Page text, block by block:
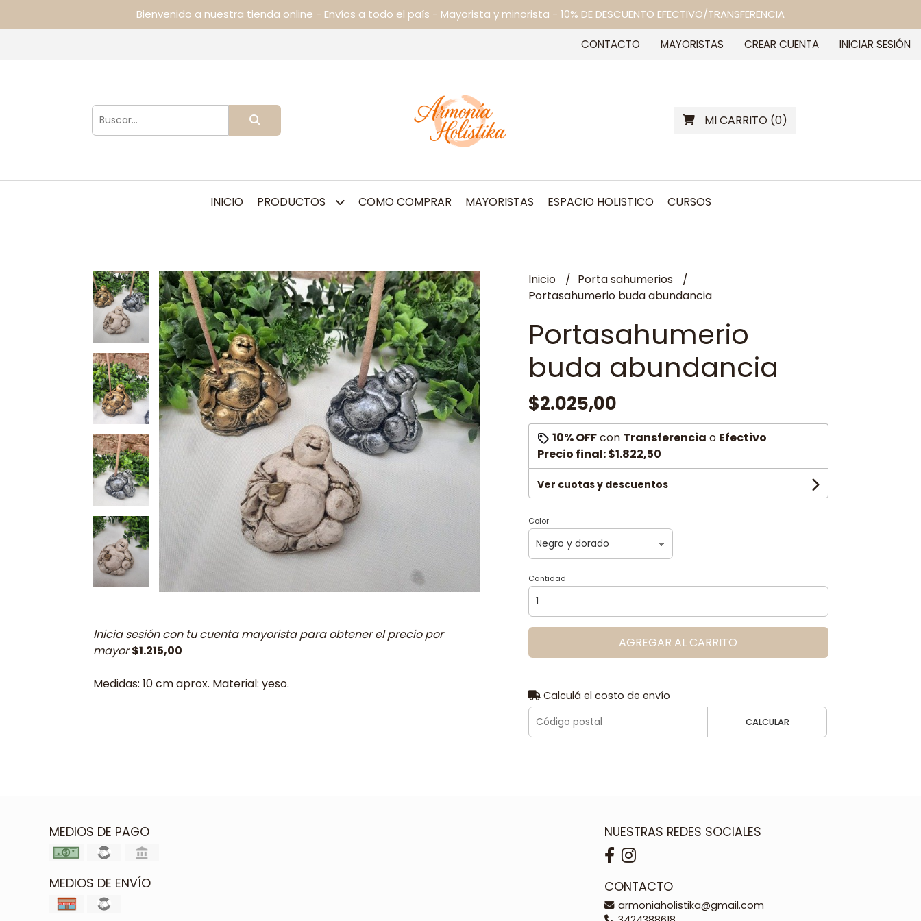
Bienvenido a nuestra tienda online - Envíos a todo el país - Mayorista y minorista - 10% DE DESCUENTO EFECTIVO/TRANSFERENCIA
CONTACTO MAYORISTAS CREAR CUENTA INICIAR SESIÓN
MI CARRITO(0)
INICIO PRODUCTOS COMO COMPRAR MAYORISTAS ESPACIO HOLISTICO CURSOS
Inicia sesión con tu cuenta mayorista para obtener el precio por
mayor$1.215,00
Medidas: 10 cm aprox. Material: yeso.
Inicio
Porta sahumerios
Portasahumerio buda abundancia
Portasahumerio
buda abundancia
$2.025,00
10% OFFcon Transferencia o Efectivo
Precio final:$1.822,50
Ver cuotas y descuentos
Color
Cantidad
AGREGAR AL CARRITO
Calculá el costo de envío
CALCULAR
MEDIOS DE PAGO
MEDIOS DE ENVÍO
NUESTRAS REDES SOCIALES
CONTACTO
armoniaholistika@gmail.com